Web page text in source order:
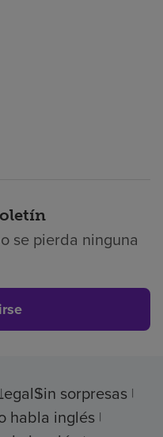
se pierda ninguna
Sin sorpresas
habla inglés